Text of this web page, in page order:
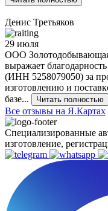
Денис Третьяков
29 июля
ООО
выражает
(ИНН 5258079050) за
изготовлению и
базе...
Читать полностью
Все отзывы на Я.Картах
Специализированные
изготовление,